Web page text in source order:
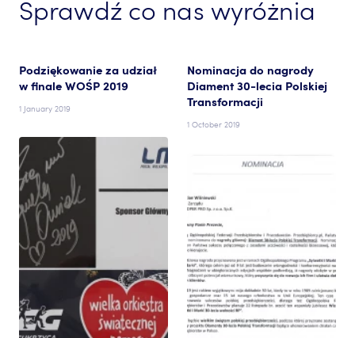
Sprawdź co nas wyróżnia
Podziękowanie za udział
w finale WOŚP 2019
1 January 2019
Nominacja do nagrody
Diament 30-lecia Polskiej
Transformacji
1 October 2019